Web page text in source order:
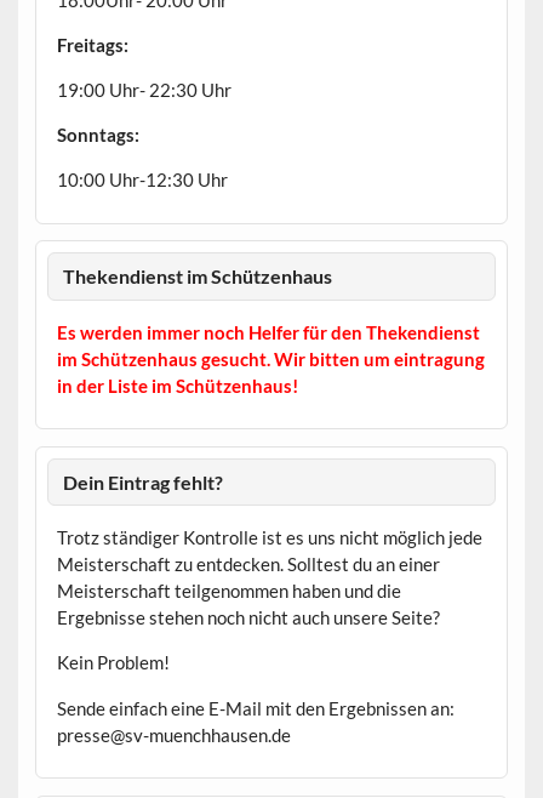
Freitags:
19:00 Uhr- 22:30 Uhr
Sonntags:
10:00 Uhr-12:30 Uhr
Thekendienst im Schützenhaus
Es werden immer noch Helfer für den Thekendienst
im Schützenhaus gesucht. Wir bitten um eintragung
in der Liste im Schützenhaus!
Dein Eintrag fehlt?
Trotz ständiger Kontrolle ist es uns nicht möglich jede
Meisterschaft zu entdecken. Solltest du an einer
Meisterschaft teilgenommen haben und die
Ergebnisse stehen noch nicht auch unsere Seite?
Kein Problem!
Sende einfach eine E-Mail mit den Ergebnissen an:
presse@sv-muenchhausen.de